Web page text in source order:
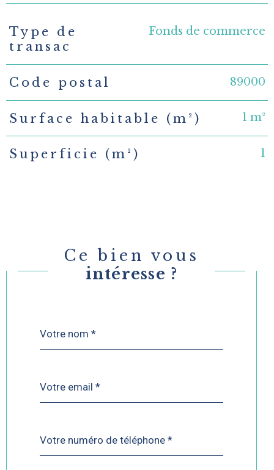
TRAD_PAMPERO_Caracteristique Valeurs
Type de
transac
Fonds de commerce
Code postal 89000
Surface habitable (m²) 1 m²
Superficie (m²) 1
Ce bien vous
intéresse ?
*
*
*